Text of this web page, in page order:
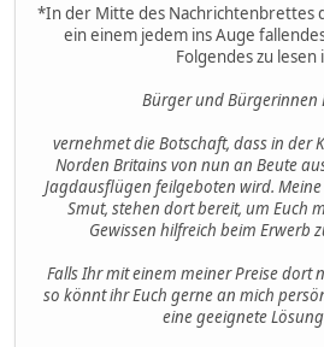
*In der Mitte des Nachrichtenbrettes
ein einem jedem ins Auge
Folgendes zu lesen
Bürger und Bürgerinnen
vernehmet die Botschaft, dass in der
Norden Britains von nun an Beute
Jagdausflügen feilgeboten wird.
Smut, stehen dort bereit, um Euch
Gewissen hilfreich beim Erwerb
Falls Ihr mit einem meiner Preise dort
so könnt ihr Euch gerne an mich
eine geeignete